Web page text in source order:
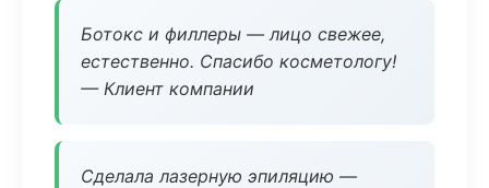
Ботокс и филлеры — лицо свежее,
естественно. Спасибо косметологу!
— Клиент компании
Сделала лазерную эпиляцию —